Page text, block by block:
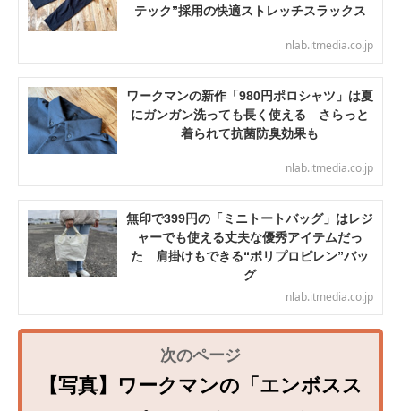
テック”採用の快適ストレッチスラックス
nlab.itmedia.co.jp
ワークマンの新作「980円ポロシャツ」は夏
にガンガン洗っても長く使える さらっと
着られて抗菌防臭効果も
nlab.itmedia.co.jp
無印で399円の「ミニトートバッグ」はレジ
ャーでも使える丈夫な優秀アイテムだっ
た 肩掛けもできる“ポリプロピレン”バッ
グ
nlab.itmedia.co.jp
【写真】ワークマンの「エンボスス